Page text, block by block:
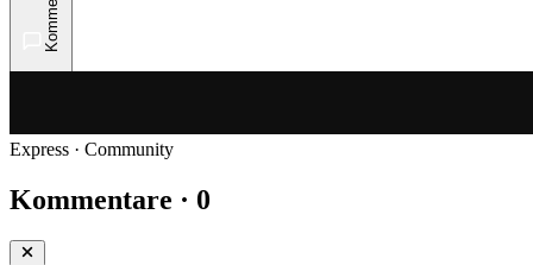
Express · Community
Kommentare · 0